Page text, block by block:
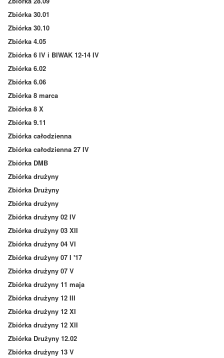
Zbiórka 30.01
Zbiórka 30.10
Zbiórka 4.05
Zbiórka 6 IV i BIWAK 12-14 IV
Zbiórka 6.02
Zbiórka 6.06
Zbiórka 8 marca
Zbiórka 8 X
Zbiórka 9.11
Zbiórka całodzienna
Zbiórka całodzienna 27 IV
Zbiórka DMB
Zbiórka drużyny
Zbiórka Drużyny
Zbiórka drużyny
Zbiórka drużyny 02 IV
Zbiórka drużyny 03 XII
Zbiórka drużyny 04 VI
Zbiórka drużyny 07 I '17
Zbiórka drużyny 07 V
Zbiórka drużyny 11 maja
Zbiórka drużyny 12 III
Zbiórka drużyny 12 XI
Zbiórka drużyny 12 XII
Zbiórka Drużyny 12.02
Zbiórka drużyny 13 V